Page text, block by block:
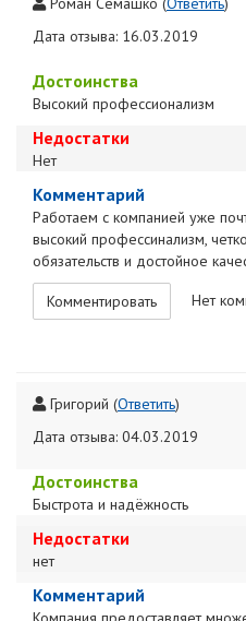
Дата отзыва: 16.03.2019
Достоинства
Высокий профессионализм
Недостатки
Нет
Комментарий
Работаем с компанией уже
высокий профессинализм,
обязательств и достойное
Комментировать
Нет
Григорий (Ответить)
Дата отзыва: 04.03.2019
Достоинства
Быстрота и надёжность
Недостатки
нет
Комментарий